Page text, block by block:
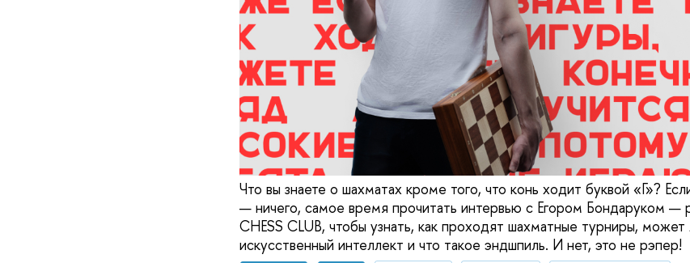
Что вы знаете о шахматах кроме того, что конь ходит буквой «Г»?
— ничего, самое время прочитать интервью с Егором Бондаруком —
CHESS CLUB, чтобы узнать, как проходят шахматные турниры,
искусственный интеллект и что такое эндшпиль. И нет, это не рэпер!